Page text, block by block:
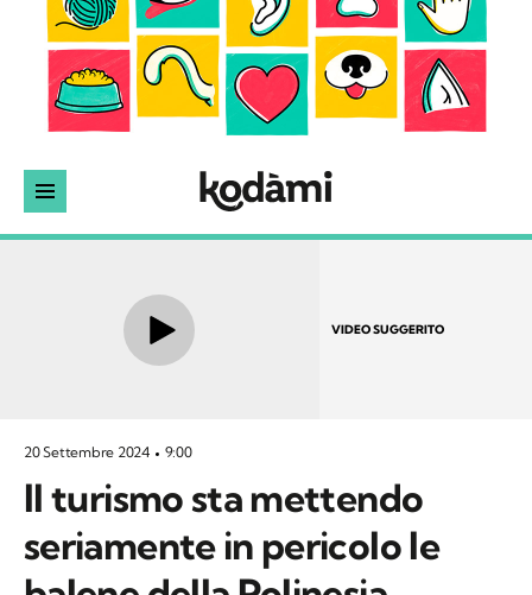
VIDEO SUGGERITO
20 Settembre 2024 9:00
Il turismo sta mettendo
seriamente in pericolo le